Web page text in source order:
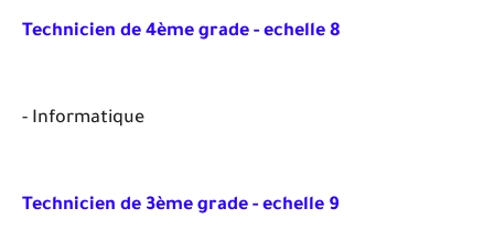
Technicien de 4ème grade - echelle 8
- Informatique
Technicien de 3ème grade - echelle 9